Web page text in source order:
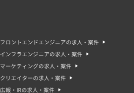
フロントエンドエンジニアの求人・案件
インフラエンジニアの求人・案件
マーケティングの求人・案件
クリエイターの求人・案件
広報・IRの求人・案件